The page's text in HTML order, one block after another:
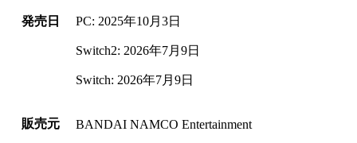
発売日 PC: 2025年10月3日
Switch2: 2026年7月9日
Switch: 2026年7月9日
販売元 BANDAI NAMCO Entertainment